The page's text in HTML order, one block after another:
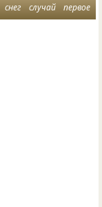
снег случай первое